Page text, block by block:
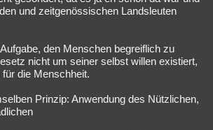
und zeitgenössischen Landsleuten
den Menschen begreiflich zu
nicht um seiner selbst willen existiert,
die Menschheit.
Prinzip: Anwendung des Nützlichen,